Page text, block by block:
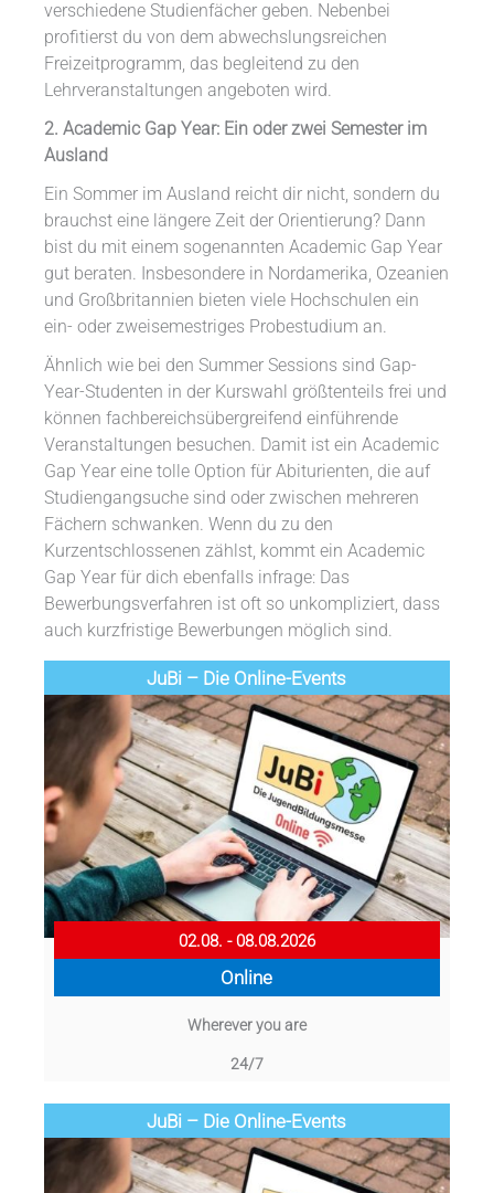
verschiedene Studienfächer geben. Nebenbei
profitierst du von dem abwechslungsreichen
Freizeitprogramm, das begleitend zu den
Lehrveranstaltungen angeboten wird.
2. Academic Gap Year: Ein oder zwei Semester im
Ausland
Ein Sommer im Ausland reicht dir nicht, sondern du
brauchst eine längere Zeit der Orientierung? Dann
bist du mit einem sogenannten Academic Gap Year
gut beraten. Insbesondere in Nordamerika, Ozeanien
und Großbritannien bieten viele Hochschulen ein
ein- oder zweisemestriges Probestudium an.
Ähnlich wie bei den Summer Sessions sind Gap-
Year-Studenten in der Kurswahl größtenteils frei und
können fachbereichsübergreifend einführende
Veranstaltungen besuchen. Damit ist ein Academic
Gap Year eine tolle Option für Abiturienten, die auf
Studiengangsuche sind oder zwischen mehreren
Fächern schwanken. Wenn du zu den
Kurzentschlossenen zählst, kommt ein Academic
Gap Year für dich ebenfalls infrage: Das
Bewerbungsverfahren ist oft so unkompliziert, dass
auch kurzfristige Bewerbungen möglich sind.
JuBi – Die Online-Events
02.08. - 08.08.2026
Online
Wherever you are
24/7
JuBi – Die Online-Events